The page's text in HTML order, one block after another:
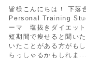
皆様こんにちは！ 下落
Personal Training
ーマ 塩抜きダイエッ
短期間で痩せると聞い
いたことがある方がも
らっしゃるかもしれま...